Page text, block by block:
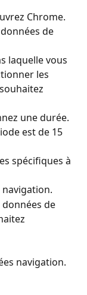
Chrome.
de
laquelle vous
les
une durée.
est de 15
spécifiques à
de
navigation.